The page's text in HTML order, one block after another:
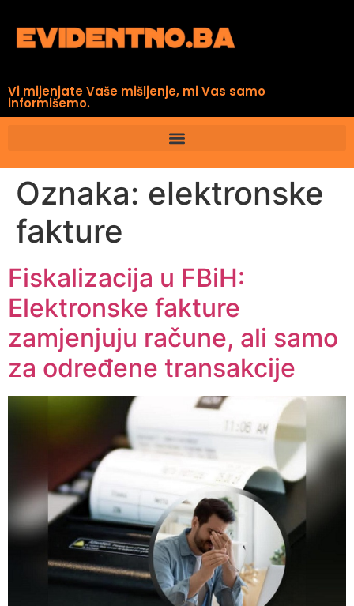
Vi mijenjate Vaše mišljenje, mi Vas samo
informišemo.
Oznaka: elektronske
fakture
Fiskalizacija u FBiH:
Elektronske fakture
zamjenjuju račune, ali samo
za određene transakcije